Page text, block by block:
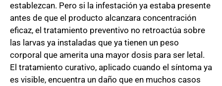
establezcan. Pero si la infestación ya estaba presente
antes de que el producto alcanzara concentración
eficaz, el tratamiento preventivo no retroactúa sobre
las larvas ya instaladas que ya tienen un peso
corporal que amerita una mayor dosis para ser letal.
El tratamiento curativo, aplicado cuando el síntoma ya
es visible, encuentra un daño que en muchos casos